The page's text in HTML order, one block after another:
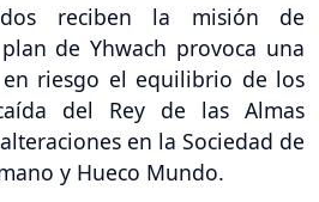
reciben la misión de
de Yhwach provoca una
riesgo el equilibrio de los
del Rey de las Almas
en la Sociedad de
y Hueco Mundo.